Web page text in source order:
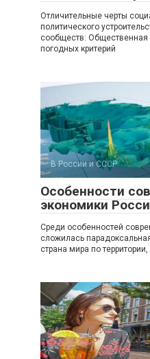
Отличительные черты
политического
сообществ: Общественная
погодных критерий
В России и СССР
Особенности
экономики
Среди особенностей
сложилась
страна мира по территории,